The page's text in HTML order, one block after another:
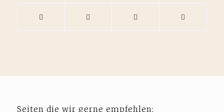
Seiten die wir gerne empfehlen: